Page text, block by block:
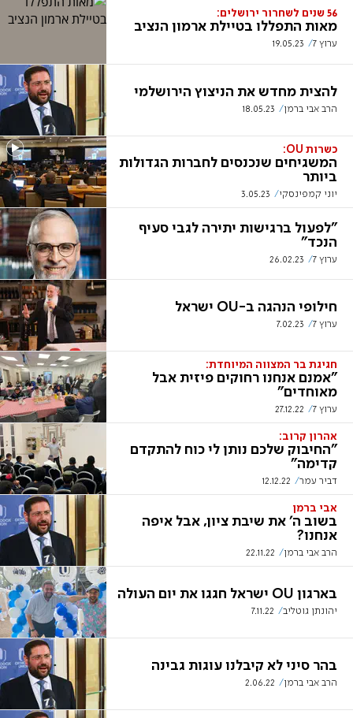
56 שנים לשחרור ירושלים:
מאות התפללו בטיילת ארמון הנציב
ערוץ 7 19.05.23
להצית מחדש את הניצוץ הירושלמי
הרב אבי ברמן 18.05.23
כשרות OU:
המשגיחים שנכנסים לחברות הגדולות
ביותר
יוני קמפינסקי 3.05.23
"לפעול ברגישות יתירה לגבי סעיף
הנכד"
ערוץ 7 26.02.23
חילופי הנהגה ב-OU ישראל
ערוץ 7 7.02.23
חגיגת בר המצווה המיוחדת:
"אמנם אנחנו רחוקים פיזית אבל
מאוחדים"
ערוץ 7 27.12.22
אהרון קרוב:
"החיבוק שלכם נותן לי כוח להתקדם
קדימה"
דביר עמר 12.12.22
אבי ברמן
בשוב ה' את שיבת ציון, אבל איפה
אנחנו?
הרב אבי ברמן 22.11.22
בארגון OU ישראל חגגו את יום העולה
יהונתן גוטליב 7.11.22
בהר סיני לא קיבלנו עוגות גבינה
הרב אבי ברמן 2.06.22